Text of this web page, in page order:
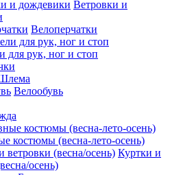
Ветровки и
Велоперчатки
для рук, ног и стоп
Велообувь
костюмы (весна-лето-осень)
Куртки и
осень)